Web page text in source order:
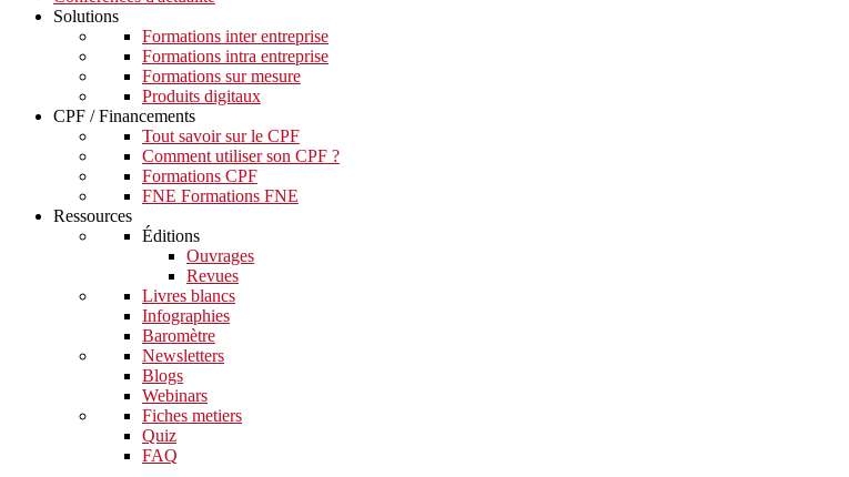
Solutions
Formations inter entreprise
Formations intra entreprise
Formations sur mesure
Produits digitaux
CPF / Financements
Tout savoir sur le CPF
Comment utiliser son CPF ?
Formations CPF
FNE Formations FNE
Ressources
Éditions
Ouvrages
Revues
Livres blancs
Infographies
Baromètre
Newsletters
Blogs
Webinars
Fiches metiers
Quiz
FAQ